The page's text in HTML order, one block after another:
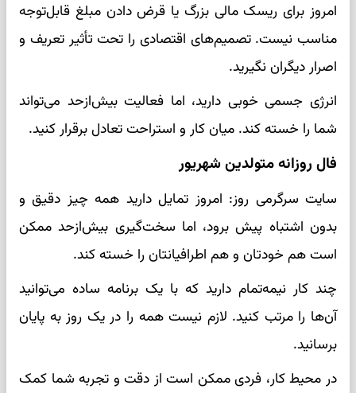
امروز برای ریسک مالی بزرگ یا قرض دادن مبلغ قابل‌توجه
مناسب نیست. تصمیم‌های اقتصادی را تحت تأثیر تعریف و
اصرار دیگران نگیرید.
انرژی جسمی خوبی دارید، اما فعالیت بیش‌ازحد می‌تواند
شما را خسته کند. میان کار و استراحت تعادل برقرار کنید.
فال روزانه متولدین شهریور
سایت سرگرمی روز: امروز تمایل دارید همه چیز دقیق و
بدون اشتباه پیش برود، اما سخت‌گیری بیش‌ازحد ممکن
است هم خودتان و هم اطرافیانتان را خسته کند.
چند کار نیمه‌تمام دارید که با یک برنامه ساده می‌توانید
آن‌ها را مرتب کنید. لازم نیست همه را در یک روز به پایان
برسانید.
در محیط کار، فردی ممکن است از دقت و تجربه شما کمک